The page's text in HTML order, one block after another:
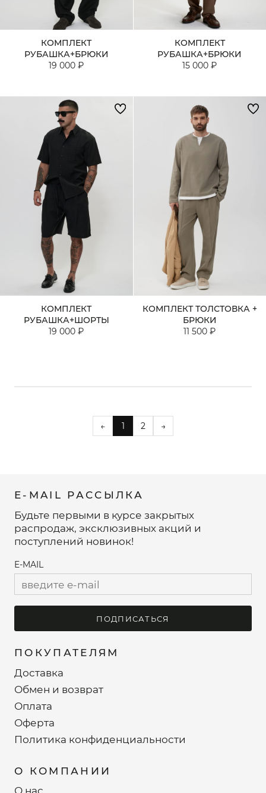
КОМПЛЕКТ
РУБАШКА+БРЮКИ
19 000 ₽
КОМПЛЕКТ
РУБАШКА+БРЮКИ
15 000 ₽
КОМПЛЕКТ
РУБАШКА+ШОРТЫ
19 000 ₽
КОМПЛЕКТ ТОЛСТОВКА +
БРЮКИ
11 500 ₽
← 1 2 →
ПОКУПАТЕЛЯМ
Доставка
Обмен и возврат
Оплата
Оферта
Политика конфиденциальности
О КОМПАНИИ
E-MAIL РАССЫЛКА
Будьте первыми в курсе закрытых
распродаж, эксклюзивных акций и
поступлений новинок!
E-MAIL
ПОДПИСАТЬСЯ